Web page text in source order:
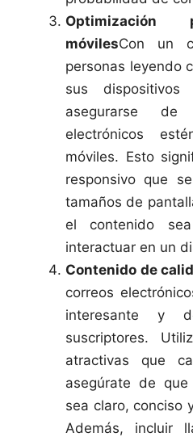
Optimización
móvilesCon un
personas leyendo
sus
asegurarse
electrónicos
móviles. Esto
responsivo que
tamaños de
el contenido
interactuar en un
Contenido de
correos
interesante y
suscriptores.
atractivas que
asegúrate de
sea claro, conciso
Además, incluir